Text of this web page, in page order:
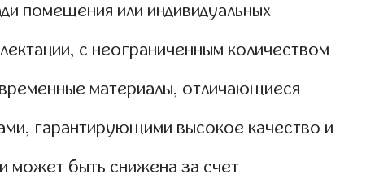
помещения или индивидуальных
с неограниченным количеством
материалы, отличающиеся
гарантирующими высокое качество и
может быть снижена за счет